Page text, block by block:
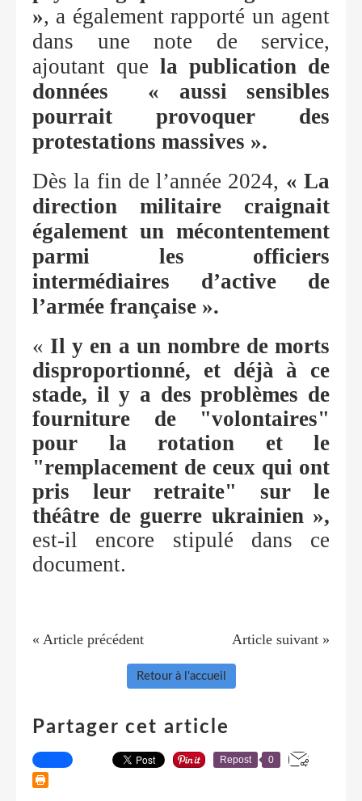
», a également rapporté un agent
dans une note de service,
ajoutant que la publication de
données « aussi sensibles
pourrait provoquer des
protestations massives ».
Dès la fin de l’année 2024, « La
direction militaire craignait
également un mécontentement
parmi les officiers
intermédiaires d’active de
l’armée française ».
« Il y en a un nombre de morts
disproportionné, et déjà à ce
stade, il y a des problèmes de
fourniture de "volontaires"
pour la rotation et le
"remplacement de ceux qui ont
pris leur retraite" sur le
théâtre de guerre ukrainien »,
est-il encore stipulé dans ce
document.
« Article précédent Article suivant »
Retour à l'accueil
Partager cet article
Repost 0